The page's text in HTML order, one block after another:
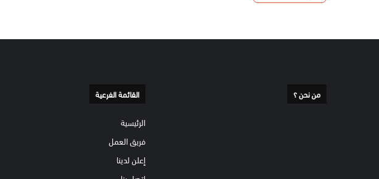
من نحن ؟ القائمة الفرعية
الرئيسية
فريق العمل
إعلن لدينا